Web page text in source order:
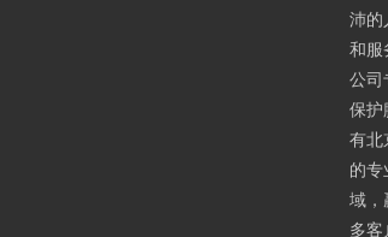
沛的
和服
公司
保护
有北
的专
域，
多客